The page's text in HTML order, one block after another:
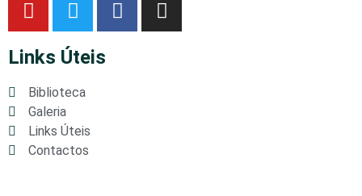
Links Úteis
Biblioteca
Galeria
Links Úteis
Contactos